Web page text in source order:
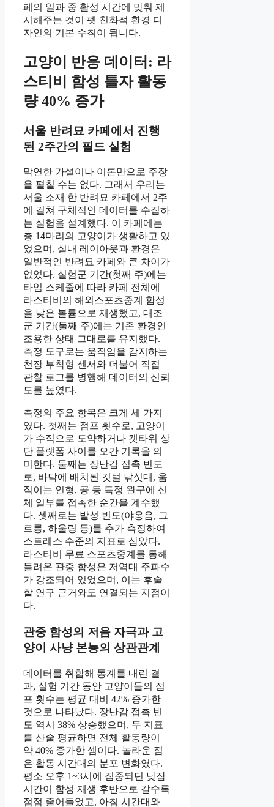
페의 일과 중 활성 시간에 맞춰 제
시해주는 것이 펫 친화적 환경 디
자인의 기본 수칙이 됩니다.
고양이 반응 데이터: 라
스티비 함성 틀자 활동
량 40% 증가
서울 반려묘 카페에서 진행
된 2주간의 필드 실험
막연한 가설이나 이론만으로 주장
을 펼칠 수는 없다. 그래서 우리는
서울 소재 한 반려묘 카페에서 2주
에 걸쳐 구체적인 데이터를 수집하
는 실험을 설계했다. 이 카페에는
총 14마리의 고양이가 생활하고 있
었으며, 실내 레이아웃과 환경은
일반적인 반려묘 카페와 큰 차이가
없었다. 실험군 기간(첫째 주)에는
타임 스케줄에 따라 카페 전체에
라스티비의 해외스포츠중계 함성
을 낮은 볼륨으로 재생했고, 대조
군 기간(둘째 주)에는 기존 환경인
조용한 상태 그대로를 유지했다.
측정 도구로는 움직임을 감지하는
천장 부착형 센서와 더불어 직접
관찰 로그를 병행해 데이터의 신뢰
도를 높였다.
측정의 주요 항목은 크게 세 가지
였다. 첫째는 점프 횟수로, 고양이
가 수직으로 도약하거나 캣타워 상
단 플랫폼 사이를 오간 기록을 의
미한다. 둘째는 장난감 접촉 빈도
로, 바닥에 배치된 깃털 낚싯대, 움
직이는 인형, 공 등 특정 완구에 신
체 일부를 접촉한 순간을 계수했
다. 셋째로는 발성 빈도(야옹음, 그
르릉, 하울링 등)를 추가 측정하여
스트레스 수준의 지표로 삼았다.
라스티비 무료 스포츠중계를 통해
들려온 관중 함성은 저역대 주파수
가 강조되어 있었으며, 이는 후술
할 연구 근거와도 연결되는 지점이
다.
관중 함성의 저음 자극과 고
양이 사냥 본능의 상관관계
데이터를 취합해 통계를 내린 결
과, 실험 기간 동안 고양이들의 점
프 횟수는 평균 대비 42% 증가한
것으로 나타났다. 장난감 접촉 빈
도 역시 38% 상승했으며, 두 지표
를 산술 평균하면 전체 활동량이
약 40% 증가한 셈이다. 놀라운 점
은 활동 시간대의 분포 변화였다.
평소 오후 1~3시에 집중되던 낮잠
시간이 함성 재생 후반으로 갈수록
점점 줄어들었고, 아침 시간대와